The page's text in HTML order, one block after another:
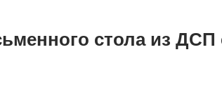
стола из